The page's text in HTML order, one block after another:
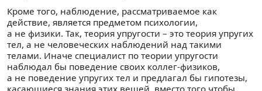
Кроме того, наблюдение, рассматриваемое как
действие, является предметом психологии,
а не физики. Так, теория упругости – это теория упругих
тел, а не человеческих наблюдений над такими
телами. Иначе специалист по теории упругости
наблюдал бы поведение своих коллег-физиков,
а не поведение упругих тел и предлагал бы гипотезы,
касающиеся знания этих вещей, вместо того чтобы